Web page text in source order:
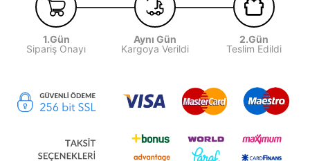
1.Gün
Sipariş Onayı
Aynı Gün
Kargoya Verildi
2.Gün
Teslim Edildi